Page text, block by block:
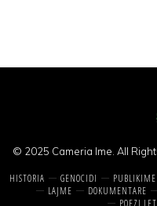
© 2025 Cameria Ime. All
HISTORIA GENOCIDI PUBLIKIME
LAJME
DOKUMENTARE
POEZI